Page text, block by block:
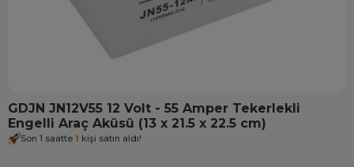
GDJN JN12V55 12 Volt - 55 Amper Tekerlekli
Engelli Araç Aküsü (13 x 21.5 x 22.5 cm)
Son 1 saatte 1 kişi satın aldı!